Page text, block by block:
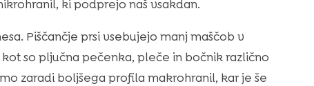
ki podprejo naš vsakdan.
Piščančje prsi vsebujejo manj maščob v
so pljučna pečenka, pleče in bočnik različno
zaradi boljšega profila makrohranil, kar je še